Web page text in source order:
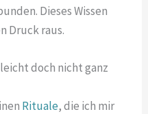
Dieses Wissen
Druck raus.
doch nicht ganz
Rituale, die ich mir